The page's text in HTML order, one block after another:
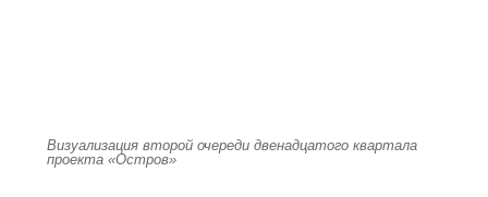
Визуализация второй очереди двенадцатого квартала
проекта «Остров»